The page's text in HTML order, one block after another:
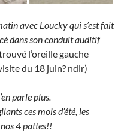
avec Loucky qui s’est fait
dans son conduit auditif
l’oreille gauche
du 18 juin? ndlr)
parle plus.
ces mois d’été, les
4 pattes!!